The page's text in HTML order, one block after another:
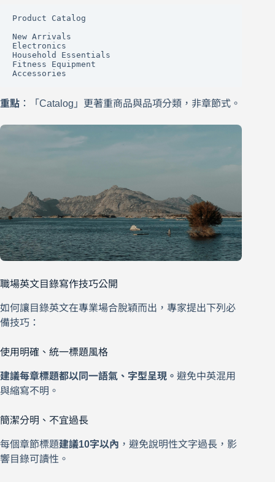
Product Catalog
New Arrivals
Electronics
Household Essentials
Fitness Equipment
Accessories
重點 ：「Catalog」更著重商品與品項分類，非章節式。
職場英文目錄寫作技巧公開
如何讓目錄英文在專業場合脫穎而出，專家提出下列必
備技巧：
使用明確、統一標題風格
建議每章標題都以同一語氣、字型呈現。 避免中英混用
與縮寫不明。
簡潔分明、不宜過長
每個章節標題建議10字以內 ，避免說明性文字過長，影
響目錄可讀性。